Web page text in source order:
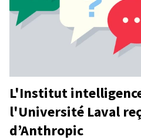
L'Institut
l'Université Laval
d’Anthropic